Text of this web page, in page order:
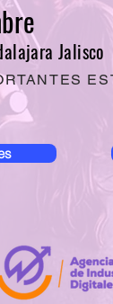
Jalisco